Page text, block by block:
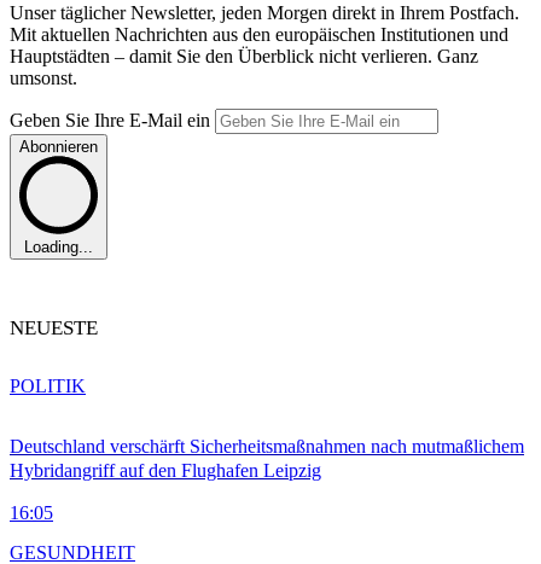
Unser täglicher Newsletter, jeden Morgen direkt in Ihrem Postfach.
Mit aktuellen Nachrichten aus den europäischen Institutionen und
Hauptstädten – damit Sie den Überblick nicht verlieren. Ganz
umsonst.
Geben Sie Ihre E-Mail ein
Abonnieren
Loading...
NEUESTE
Deutschland verschärft Sicherheitsmaßnahmen nach mutmaßlichem
Hybridangriff auf den Flughafen Leipzig
16:05
POLITIK
GESUNDHEIT